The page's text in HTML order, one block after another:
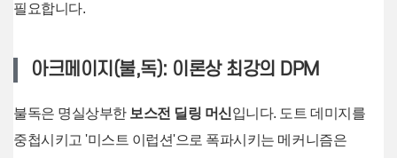
필요합니다.
아크메이지(불,독): 이론상 최강의 DPM
불독은 명실상부한 보스전 딜링 머신입니다. 도트 데미지를
중첩시키고 '미스트 이럽션'으로 폭파시키는 메커니즘은